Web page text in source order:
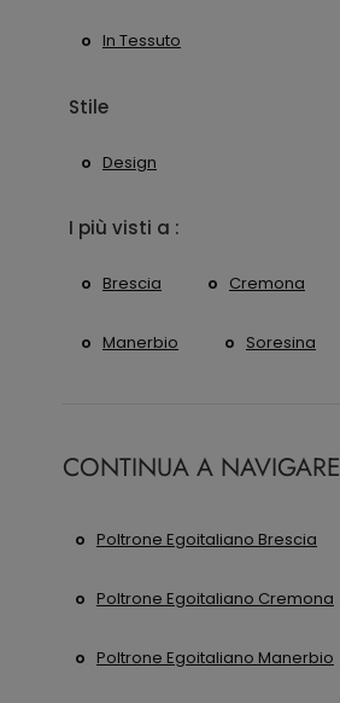
In Tessuto
Stile
Design
I più visti a :
Brescia Cremona
Manerbio Soresina
CONTINUA A NAVIGARE
Poltrone Egoitaliano Brescia
Poltrone Egoitaliano Cremona
Poltrone Egoitaliano Manerbio